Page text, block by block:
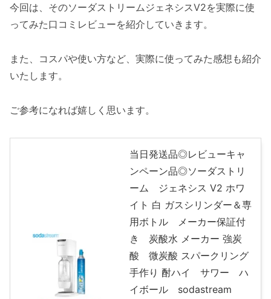
今回は、そのソーダストリームジェネシスV2を実際に使
ってみた口コミレビューを紹介していきます。
また、コスパや使い方など、実際に使ってみた感想も紹介
いたします。
ご参考になれば嬉しく思います。
当日発送品◎レビューキャ
ンペーン品◎ソーダストリ
ーム ジェネシス V2 ホワ
イト 白 ガスシリンダー＆専
用ボトル メーカー保証付
き 炭酸水 メーカー 強炭
酸 微炭酸 スパークリング
手作り 酎ハイ サワー ハ
イボール sodastream